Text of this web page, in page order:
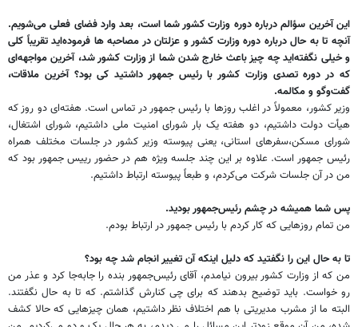
این آخرین سؤالم درباره دوره وزارت کشور شما است، بعد وارد فضای فعلی می‌شویم.
آنچه تا به حال درباره دوره وزارت کشور و عزلتان در مصاحبه ها فرموده‌اید تقریباً کلی
و خیلی نگفته‌اید چه چیز باعث خارج شدن شما از وزارت کشور شد، آخرین مواجهه‌ای
که در دوره تصدی وزارت کشور با رئیس جمهور داشتید کی بود؟ آخرین ملاقات،
گفت‌وگو و مکالمه.
وزیر کشور، معمولاً در اغلب روزها با رئیس جمهور در تماس است. هفته‌ای دو روز که
هیأت دولت داشتیم، دو هفته یک بار شورای امنیت ملی داشتیم، شورای اشتغال،
شورای مسکن،سفرهای استانی، یعنی پیوسته وزیر کشور در جلسات مختلف همراه
رئیس جمهور است. علاوه بر این چند جلسه ویژه هم در حضور رییس جمهور بود که
من در آن جلسات شرکت می‌کردم، و طبعاً پیوسته ارتباط داشتیم.
پس شما همیشه در چشم رئیس‌جمهور بودید.
من تمام روزهایی که کار کردم با رئیس جمهور در ارتباط بودم.
تا به حال این را نگفتید که دلیل اینکه آن تغییر انجام شد چه بود؟
من که از وزارت کشور بیرون نیامدم، آقای رئیس‌جمهور بنده را جابه‌جا کرد و عذر من
رو خواست. باید توضیح بدهند که برای چی کنارش گذاشتم. که تا به حال نگفتند.
البته ما از مشرب مدیریتی با هم اختلاف نظر داشتیم، همان چیزهایی که حالا کشف